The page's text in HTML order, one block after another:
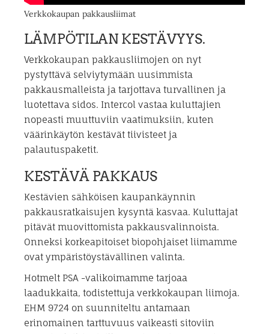
Verkkokaupan pakkausliimat
LÄMPÖTILAN KESTÄVYYS.
Verkkokaupan pakkausliimojen on nyt
pystyttävä selviytymään uusimmista
pakkausmalleista ja tarjottava turvallinen ja
luotettava sidos. Intercol vastaa kuluttajien
nopeasti muuttuviin vaatimuksiin, kuten
väärinkäytön kestävät tiivisteet ja
palautuspaketit.
KESTÄVÄ PAKKAUS
Kestävien sähköisen kaupankäynnin
pakkausratkaisujen kysyntä kasvaa. Kuluttajat
pitävät muovittomista pakkausvalinnoista.
Onneksi korkeapitoiset biopohjaiset liimamme
ovat ympäristöystävällinen valinta.
Hotmelt PSA -valikoimamme tarjoaa
laadukkaita, todistettuja verkkokaupan liimoja.
EHM 9724 on suunniteltu antamaan
erinomainen tarttuvuus vaikeasti sitoviin